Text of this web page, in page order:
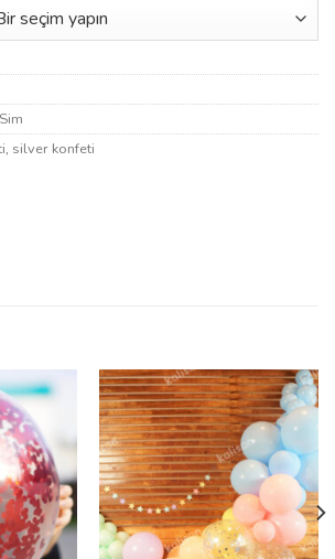
, silver konfeti